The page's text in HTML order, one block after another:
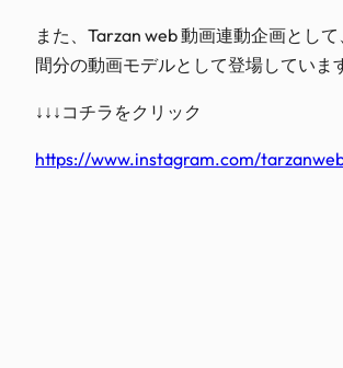
また、Tarzan web 動画連動企画とし
間分の動画モデルとして登場していま
↓↓↓コチラをクリック
https://www.instagram.com/